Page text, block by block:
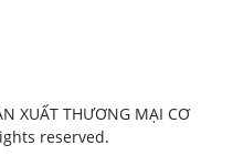
XUẤT THƯƠNG MẠI CƠ
reserved.